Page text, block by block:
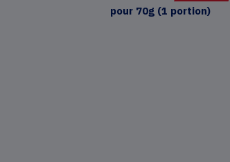
pour 70g (1 portion)